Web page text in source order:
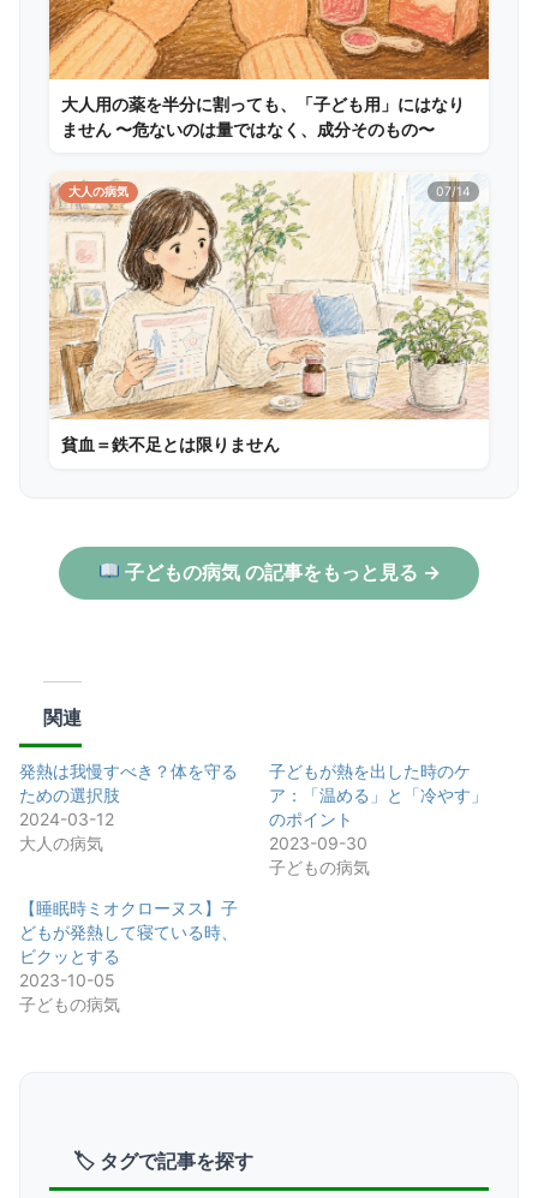
大人用の薬を半分に割っても、「子ども用」にはなり
ません 〜危ないのは量ではなく、成分そのもの〜
大人の病気 07/14
貧血＝鉄不足とは限りません
子どもの病気 の記事をもっと見る →
関連
発熱は我慢すべき？体を守る
ための選択肢
2024-03-12
大人の病気
子どもが熱を出した時のケ
ア：「温める」と「冷やす」
のポイント
2023-09-30
子どもの病気
【睡眠時ミオクローヌス】子
どもが発熱して寝ている時、
ビクッとする
2023-10-05
子どもの病気
🏷 タグで記事を探す